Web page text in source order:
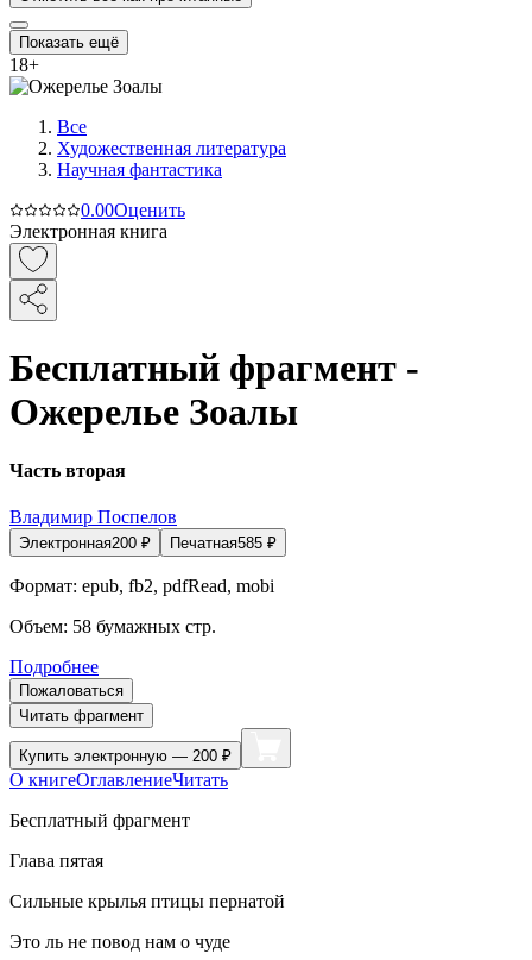
Показать ещё
18+
Все
Художественная литература
Научная фантастика
0.00Оценить
Электронная книга
Бесплатный фрагмент -
Ожерелье Зоалы
Часть вторая
Владимир Поспелов
Электронная200 ₽ Печатная585 ₽
Формат: epub, fb2, pdfRead, mobi
Объем: 58 бумажных стр.
Подробнее
Пожаловаться
Читать фрагмент
Купить электронную — 200 ₽
О книгеОглавлениеЧитать
Бесплатный фрагмент
Глава пятая
Сильные крылья птицы пернатой
Это ль не повод нам о чуде